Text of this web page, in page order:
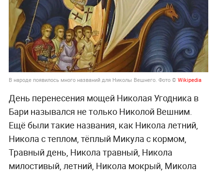
В народе появилось много названий для Николы Вешнего. Фото © Wikipedia
День перенесения мощей Николая Угодника в
Бари назывался не только Николой Вешним.
Ещё были такие названия, как Никола летний,
Никола с теплом, тёплый Микула с кормом,
Травный день, Никола травный, Никола
милостивый, летний, Никола мокрый, Микола